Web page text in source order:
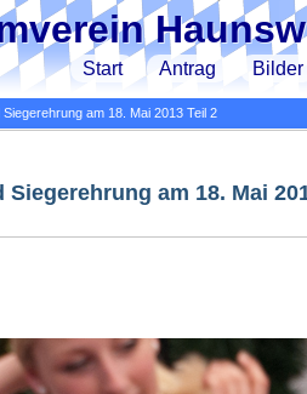
Start Antrag Bilder
am 18. Mai 2013 Teil 2
am 18. Mai